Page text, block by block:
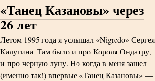
«Танец Казановы» через
26 лет
Летом 1995 года я услышал «Nigredo» Сергея
Калугина. Там было и про Короля-Ондатру,
и про черную луну. Но когда в меня зашел
(именно так!) впервые «Танец Казановы» —